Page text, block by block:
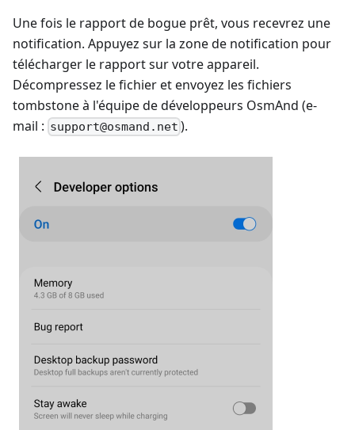
Une fois le rapport de bogue prêt, vous recevrez une
notification. Appuyez sur la zone de notification pour
télécharger le rapport sur votre appareil.
Décompressez le fichier et envoyez les fichiers
tombstone à l'équipe de développeurs OsmAnd (e-
mail : support@osmand.net ).